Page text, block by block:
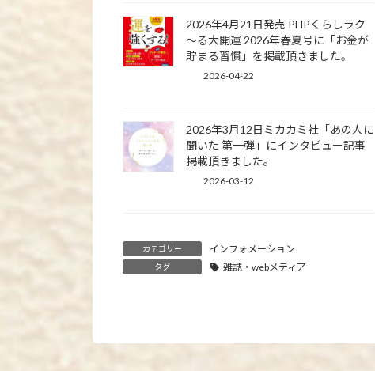
2026年4月21日発売 PHPくらしラク
～る大開運 2026年春夏号に「お金が
貯まる習慣」を掲載頂きました。
2026-04-22
2026年3月12日ミカカミ社「あの人に
聞いた 第一弾」にインタビュー記事
掲載頂きました。
2026-03-12
カテゴリー インフォメーション
タグ 雑誌・webメディア